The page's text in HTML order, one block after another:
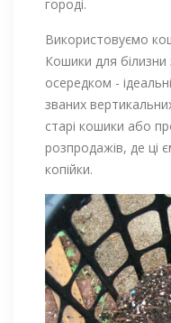
городі.
Використовуємо
Кошики для
осередком -
званих
старі кошики або
розпродажів, де ці
копійки.